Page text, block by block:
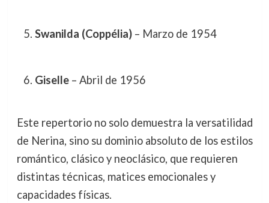
Swanilda (Coppélia)– Marzo de 1954
Giselle– Abril de 1956
Este repertorio no solo demuestra la versatilidad
de Nerina, sino su dominio absoluto de los estilos
romántico, clásico y neoclásico, que requieren
distintas técnicas, matices emocionales y
capacidades físicas.